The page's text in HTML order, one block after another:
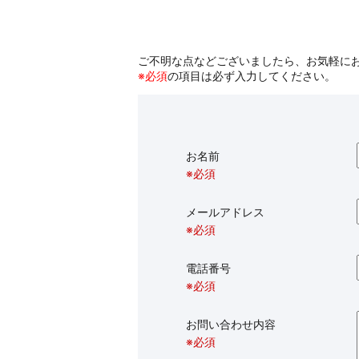
ご不明な点などございましたら、お気軽に
※必須の項目は必ず入力してください。
お名前
※必須
メールアドレス
※必須
電話番号
※必須
お問い合わせ内容
※必須